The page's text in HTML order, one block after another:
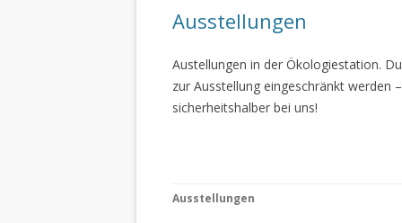
Ausstellungen
Austellungen in der Ökologiestation.
zur Ausstellung eingeschränkt werden
sicherheitshalber bei uns!
Ausstellungen